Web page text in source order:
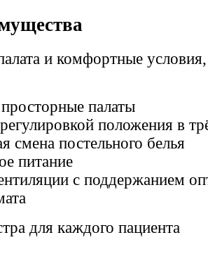
и комфортные
палаты
положения в
смена постельного белья
питание
с поддержанием
для каждого пациента